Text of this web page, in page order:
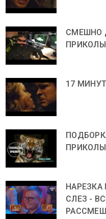
СМЕШНО
17
СЛЕЗ -